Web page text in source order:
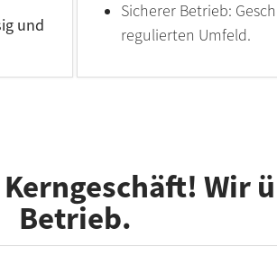
und
Sicherer Betrieb:
regulierten Umfeld.
Wir
Betrieb.